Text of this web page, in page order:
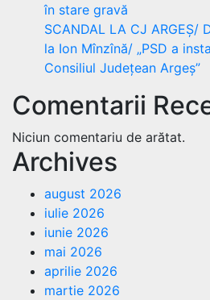
în stare gravă
SCANDAL LA CJ ARGEȘ/
la Ion Mînzînă/ „PSD a
Consiliul Județean Argeș”
Comentarii
Niciun comentariu de arătat.
Archives
august 2026
iulie 2026
iunie 2026
mai 2026
aprilie 2026
martie 2026